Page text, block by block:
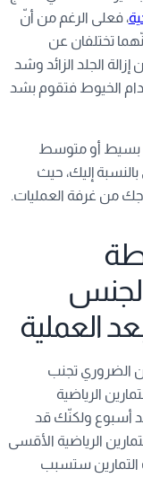
، فعلى الرغم من أنّ
تختلفان عن
الجلد الزائد وشد
الخيوط فتقوم بشد
بسيط أو متوسط
إليك، حيث
من غرفة العمليات.
العملية
الضروري تجنب
الرياضية
أسبوع ولكنّك قد
الرياضية الأقسى
التمارين ستسبب